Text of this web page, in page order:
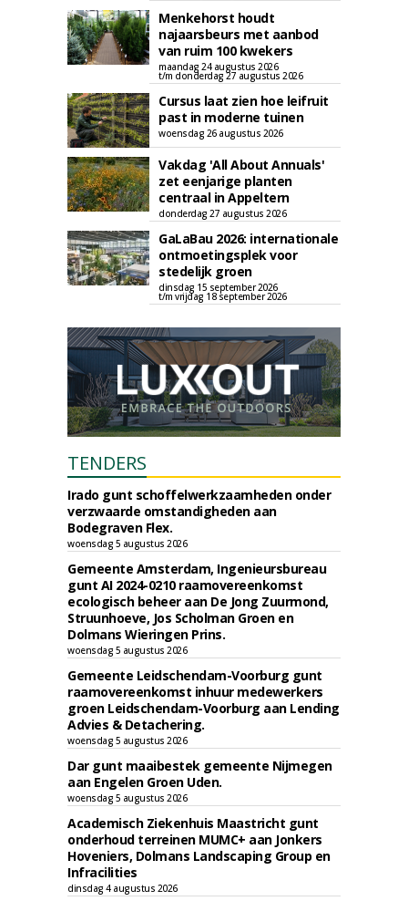
Menkehorst houdt
najaarsbeurs met aanbod
van ruim 100 kwekers
maandag 24 augustus 2026
t/m donderdag 27 augustus 2026
Cursus laat zien hoe leifruit
past in moderne tuinen
woensdag 26 augustus 2026
Vakdag 'All About Annuals'
zet eenjarige planten
centraal in Appeltern
donderdag 27 augustus 2026
GaLaBau 2026: internationale
ontmoetingsplek voor
stedelijk groen
dinsdag 15 september 2026
t/m vrijdag 18 september 2026
TENDERS
Irado gunt schoffelwerkzaamheden onder
verzwaarde omstandigheden aan
Bodegraven Flex.
woensdag 5 augustus 2026
Gemeente Amsterdam, Ingenieursbureau
gunt AI 2024-0210 raamovereenkomst
ecologisch beheer aan De Jong Zuurmond,
Struunhoeve, Jos Scholman Groen en
Dolmans Wieringen Prins.
woensdag 5 augustus 2026
Gemeente Leidschendam-Voorburg gunt
raamovereenkomst inhuur medewerkers
groen Leidschendam-Voorburg aan Lending
Advies & Detachering.
woensdag 5 augustus 2026
Dar gunt maaibestek gemeente Nijmegen
aan Engelen Groen Uden.
woensdag 5 augustus 2026
Academisch Ziekenhuis Maastricht gunt
onderhoud terreinen MUMC+ aan Jonkers
Hoveniers, Dolmans Landscaping Group en
Infracilities
dinsdag 4 augustus 2026